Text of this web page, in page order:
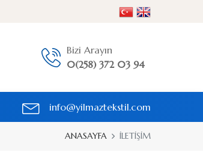
Bizi Arayın
0(258) 372 03 94
info@yilmaztekstil.com
ANASAYFA İLETİŞİM